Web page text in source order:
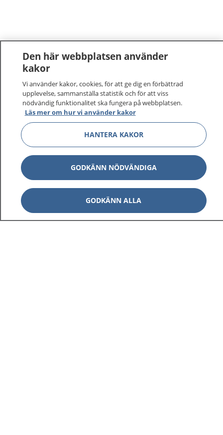
1177 tryggt om din hälsa och vård
sjukdomar och vilka mottagningar du kan kontakta.
Logga in för att läsa din journal och göra dina
vårdärenden. Ring telefonnummer 1177 för
sjukvårdsrådgivning dygnet runt.
1177 ger dig råd när du vill må bättre.
Den här webbplatsen använder
kakor
Vi använder kakor, cookies, för att ge dig en förbättrad
upplevelse, sammanställa statistik och för att viss
nödvändig funktionalitet ska fungera på webbplatsen.
Läs mer om hur vi använder kakor
HANTERA KAKOR
GODKÄNN NÖDVÄNDIGA
GODKÄNN ALLA